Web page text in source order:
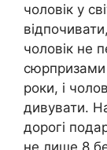
чоловік у
чоловік не
роки, і
дивувати.
дорогі
не лише 8